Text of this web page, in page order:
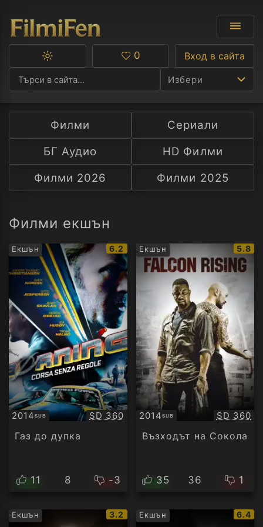
Избери
Ф
С
А
Превключване
тъмна
тема
Любими
0 Вход в сайта
Филми
Сериали
БГ Аудио
HD Филми
Филми 2026
Филми 2025
Филми екшън
Екшън
IMDb
рейтинг:
6.2
2014SUB
Субтитри Качество:
SD 360
Газ до дупка
11 8 -3
Екшън
IMDb
5.8
2014SUB
Субтитри SD 360
Възходът на Сокола
35 36 1
Екшън
IMDb
рейтинг:
3.2 Екшън
IMDb
6.4